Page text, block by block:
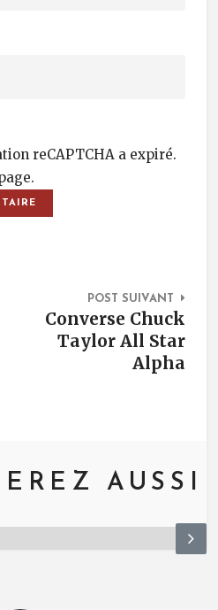
reCAPTCHA a expiré.
POST SUIVANT
Converse Chuck
Taylor All Star
Alpha
AUSSI